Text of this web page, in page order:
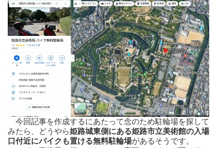
今回記事を作成するにあたって念のため駐輪場を探して
みたら、どうやら姫路城東側にある姫路市立美術館の入場
口付近にバイクも置ける無料駐輪場があるそうです。